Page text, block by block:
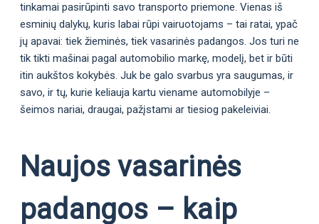
tinkamai pasirūpinti savo transporto priemone. Vienas iš
esminių dalykų, kuris labai rūpi vairuotojams – tai ratai, ypač
jų apavai: tiek žieminės, tiek vasarinės padangos. Jos turi ne
tik tikti mašinai pagal automobilio markę, modelį, bet ir būti
itin aukštos kokybės. Juk be galo svarbus yra saugumas, ir
savo, ir tų, kurie keliauja kartu viename automobilyje –
šeimos nariai, draugai, pažįstami ar tiesiog pakeleiviai.
Naujos vasarinės
padangos – kaip